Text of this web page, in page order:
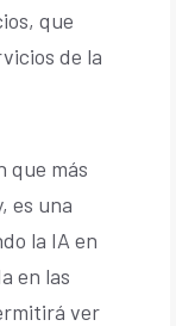
que
de la
que más
es una
la IA en
en las
ver